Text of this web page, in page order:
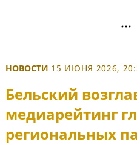
НОВОСТИ 15 ИЮНЯ 2026,
Бельский
медиарейтинг
региональных